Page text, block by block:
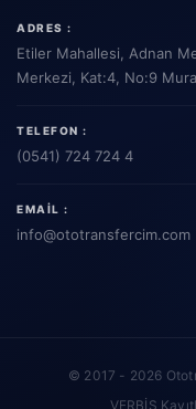
ADRES :
Etiler Mahallesi, Adnan
Merkezi, Kat:4, No:9
TELEFON :
(0541) 724 724 4
EMAIL :
info@ototransfercim.com
© 2017 - 2026
VERBİS